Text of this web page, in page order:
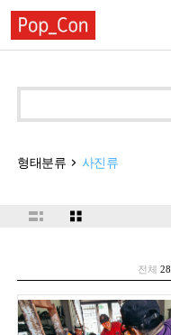
형태분류 사진류
전체 28